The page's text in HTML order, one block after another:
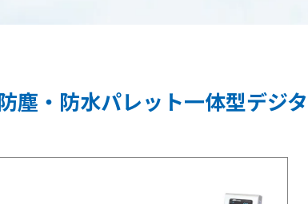
防塵・防水パレット一体型デジ